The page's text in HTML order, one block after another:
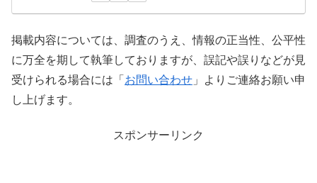
掲載内容については、調査のうえ、情報の正当性、公平性
に万全を期して執筆しておりますが、誤記や誤りなどが見
受けられる場合には「 お問い合わせ 」よりご連絡お願い申
し上げます。
スポンサーリンク